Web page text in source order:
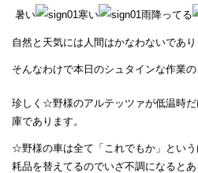
暑い 寒い 雨降ってる
自然と天気には人間はかなわないであ
そんなわけで本日のシュタインな作業
珍しく☆野様のアルテッツァが低温時
庫であります。
☆野様の車は全て「これでもか」とい
耗品を替えてるのでいざ不調になるとあ